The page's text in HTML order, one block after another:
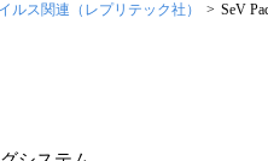
ルス関連（レプリテック社） SeV